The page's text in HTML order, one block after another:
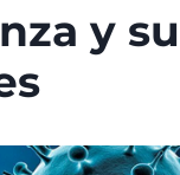
y